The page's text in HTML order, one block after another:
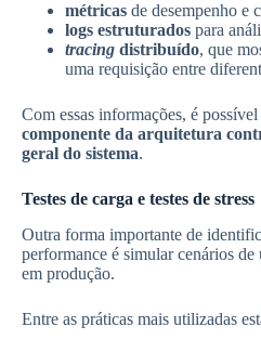
métricas de desempenho e
logs estruturados para
tracing distribuído, que
uma requisição entre
Com essas informações, é
componente da arquitetura
geral do sistema.
Testes de carga e testes de stress
Outra forma importante de
performance é simular cenários de
em produção.
Entre as práticas mais utilizadas